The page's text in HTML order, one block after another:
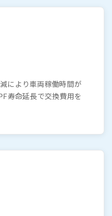
により車両稼働時間が
寿命延長で交換費用を